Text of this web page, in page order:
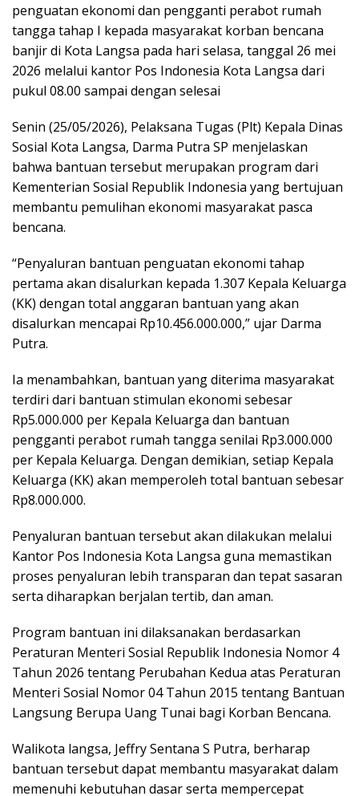
penguatan ekonomi dan pengganti perabot rumah
tangga tahap I kepada masyarakat korban bencana
banjir di Kota Langsa pada hari selasa, tanggal 26 mei
2026 melalui kantor Pos Indonesia Kota Langsa dari
pukul 08.00 sampai dengan selesai
Senin (25/05/2026), Pelaksana Tugas (Plt) Kepala Dinas
Sosial Kota Langsa, Darma Putra SP menjelaskan
bahwa bantuan tersebut merupakan program dari
Kementerian Sosial Republik Indonesia yang bertujuan
membantu pemulihan ekonomi masyarakat pasca
bencana.
“Penyaluran bantuan penguatan ekonomi tahap
pertama akan disalurkan kepada 1.307 Kepala Keluarga
(KK) dengan total anggaran bantuan yang akan
disalurkan mencapai Rp10.456.000.000,” ujar Darma
Putra.
Ia menambahkan, bantuan yang diterima masyarakat
terdiri dari bantuan stimulan ekonomi sebesar
Rp5.000.000 per Kepala Keluarga dan bantuan
pengganti perabot rumah tangga senilai Rp3.000.000
per Kepala Keluarga. Dengan demikian, setiap Kepala
Keluarga (KK) akan memperoleh total bantuan sebesar
Rp8.000.000.
Penyaluran bantuan tersebut akan dilakukan melalui
Kantor Pos Indonesia Kota Langsa guna memastikan
proses penyaluran lebih transparan dan tepat sasaran
serta diharapkan berjalan tertib, dan aman.
Program bantuan ini dilaksanakan berdasarkan
Peraturan Menteri Sosial Republik Indonesia Nomor 4
Tahun 2026 tentang Perubahan Kedua atas Peraturan
Menteri Sosial Nomor 04 Tahun 2015 tentang Bantuan
Langsung Berupa Uang Tunai bagi Korban Bencana.
Walikota langsa, Jeffry Sentana S Putra, berharap
bantuan tersebut dapat membantu masyarakat dalam
memenuhi kebutuhan dasar serta mempercepat